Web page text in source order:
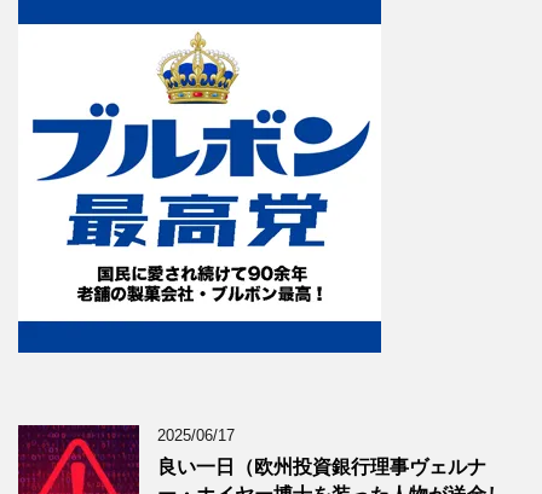
2025/06/17
良い一日（欧州投資銀行理事ヴェルナ